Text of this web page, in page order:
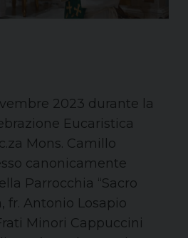
2023 durante la
Eucaristica
Mons. Camillo
canonicamente
Parrocchia “Sacro
fr. Antonio Losapio
Minori Cappuccini